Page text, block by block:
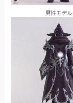
男性モデル